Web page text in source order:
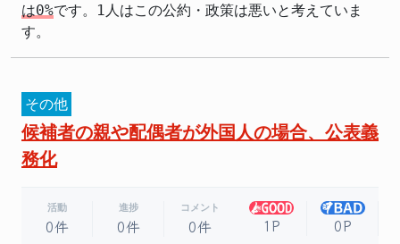
は0%です。1人はこの公約・政策は悪いと考えていま
す。
その他
候補者の親や配偶者が外国人の場合、公表義
務化
活動
0件
進捗
0件
コメント
0件 1P 0P